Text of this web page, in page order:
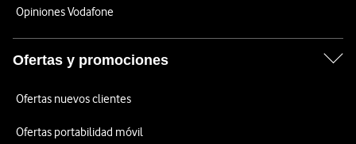
Opiniones Vodafone
Ofertas y promociones
Ofertas nuevos clientes
Ofertas portabilidad móvil